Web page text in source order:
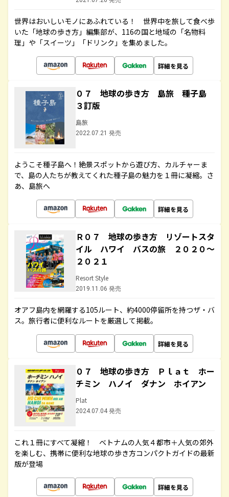
世界はおいしいモノにあふれている！ 世界中を旅して食べ歩
いた「地球の歩き方」編集部が、116の国と地域の「名物料
理」や「スイーツ」「ドリンク」を集めました。
詳細を見る
０７ 地球の歩き方 島旅 種子島
３訂版
島旅
2022.07.21 発売
ようこそ種子島へ！絶景スポットから遊び方、カルチャーま
で、島の人たちが教えてくれた種子島の魅力を１冊に凝縮。さ
あ、島旅へ
詳細を見る
Ｒ０７ 地球の歩き方 リゾートスタ
イル ハワイ バスの旅 ２０２０～
２０２１
Resort Style
2019.11.06 発売
オアフ島内を網羅する105ルート、約4000停留所を持つザ・バ
ス。旅行者に便利なルートを厳選して掲載。
詳細を見る
０７ 地球の歩き方 Ｐｌａｔ ホー
チミン ハノイ ダナン ホイアン
Plat
2024.07.04 発売
これ１冊にすべて凝縮！ ベトナムの人気４都市＋人気の郊外
を楽しむ、携帯に便利な地球の歩き方コンパクトガイドの最新
版が登場
詳細を見る